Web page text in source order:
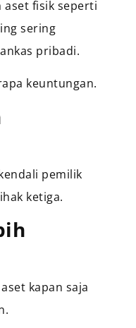
aset fisik seperti
sering
pribadi.
keuntungan.
pemilik
ketiga.
kapan saja